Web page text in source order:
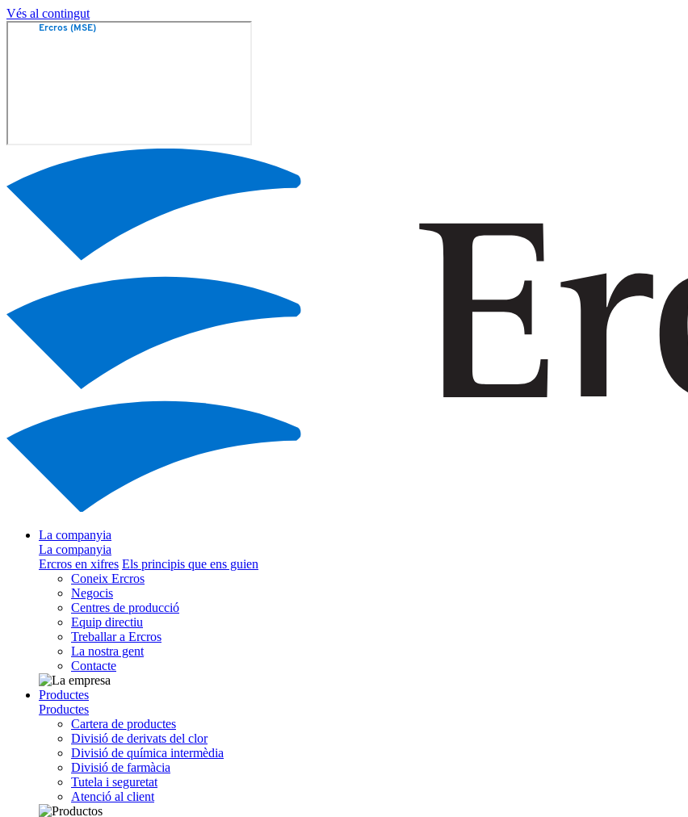
Vés al contingut
La companyia
La companyia
Ercros en xifres Els principis que ens guien
Coneix Ercros
Negocis
Centres de producció
Equip directiu
Treballar a Ercros
La nostra gent
Contacte
Productes
Productes
Cartera de productes
Divisió de derivats del clor
Divisió de química intermèdia
Divisió de farmàcia
Tutela i seguretat
Atenció al client